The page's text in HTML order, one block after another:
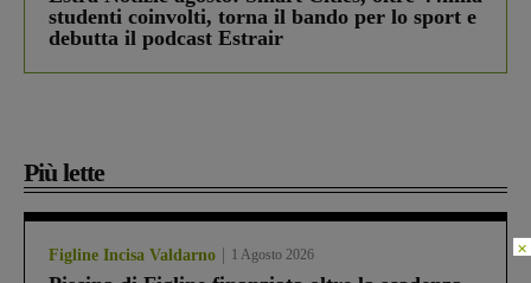
studenti coinvolti, torna il bando per lo sport e
debutta il podcast Estrair
Più lette
Figline Incisa Valdarno 1 Agosto 2026 ×